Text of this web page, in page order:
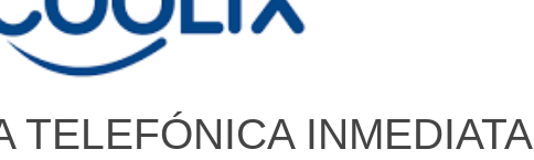
TELEFÓNICA INMEDIATA